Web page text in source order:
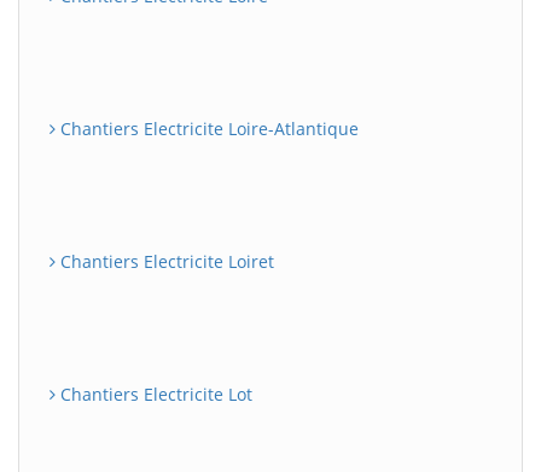
Chantiers Electricite Loire-Atlantique
Chantiers Electricite Loiret
Chantiers Electricite Lot